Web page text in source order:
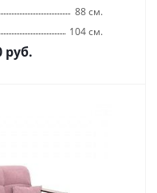
88 см.
104 см.
руб.